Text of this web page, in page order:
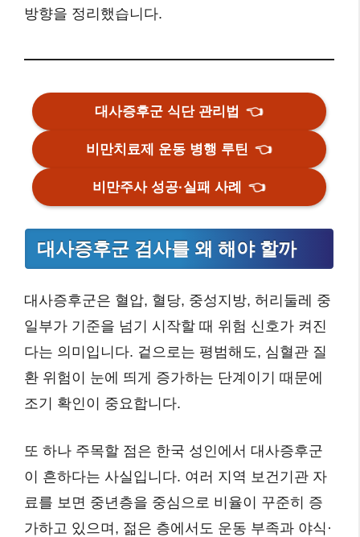
방향을 정리했습니다.
대사증후군 식단 관리법👈
비만치료제 운동 병행 루틴👈
비만주사 성공·실패 사례👈
대사증후군 검사를 왜 해야 할까
대사증후군은 혈압, 혈당, 중성지방, 허리둘레 중
일부가 기준을 넘기 시작할 때 위험 신호가 켜진
다는 의미입니다. 겉으로는 평범해도, 심혈관 질
환 위험이 눈에 띄게 증가하는 단계이기 때문에
조기 확인이 중요합니다.
또 하나 주목할 점은 한국 성인에서 대사증후군
이 흔하다는 사실입니다. 여러 지역 보건기관 자
료를 보면 중년층을 중심으로 비율이 꾸준히 증
가하고 있으며, 젊은 층에서도 운동 부족과 야식·